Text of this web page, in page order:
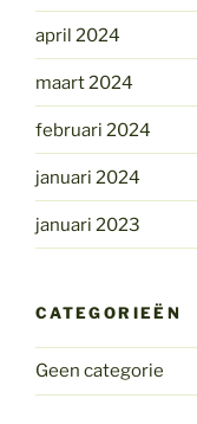
april 2024
maart 2024
februari 2024
januari 2024
januari 2023
CATEGORIEËN
Geen categorie